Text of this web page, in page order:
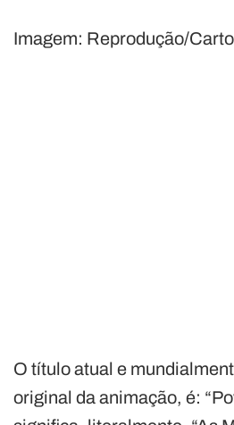
Imagem: Reprodução/
O título atual e
original da animação, é: